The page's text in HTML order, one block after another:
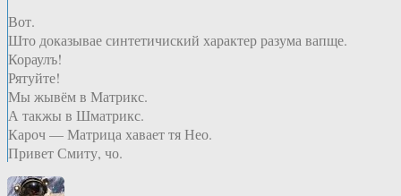
Вот.
Што доказывае синтетичиский характер разума вапще.
Кораулъ!
Рятуйте!
Мы жывём в Матрикс.
А такжы в Шматрикс.
Кароч — Матрица хавает тя Нео.
Привет Смиту, чо.